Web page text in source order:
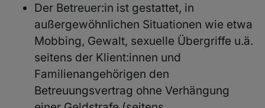
Der Betreuer:in ist gestattet, in
außergewöhnlichen Situationen wie etwa
Mobbing, Gewalt, sexuelle Übergriffe u.ä.
seitens der Klient:innen und
Familienangehörigen den
Betreuungsvertrag ohne Verhängung